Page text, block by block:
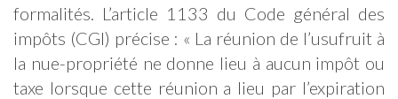
formalités. L’article 1133 du Code général des
impôts (CGI) précise : « La réunion de l’usufruit à
la nue-propriété ne donne lieu à aucun impôt ou
taxe lorsque cette réunion a lieu par l’expiration